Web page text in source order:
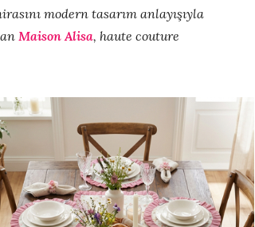
modern tasarım anlayışıyla
Maison Alisa, haute couture